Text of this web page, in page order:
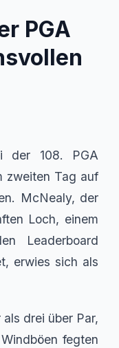
PGA
der 108. PGA
zweiten Tag auf
McNealy, der
Loch, einem
Leaderboard
erwies sich als
drei über Par,
fegten